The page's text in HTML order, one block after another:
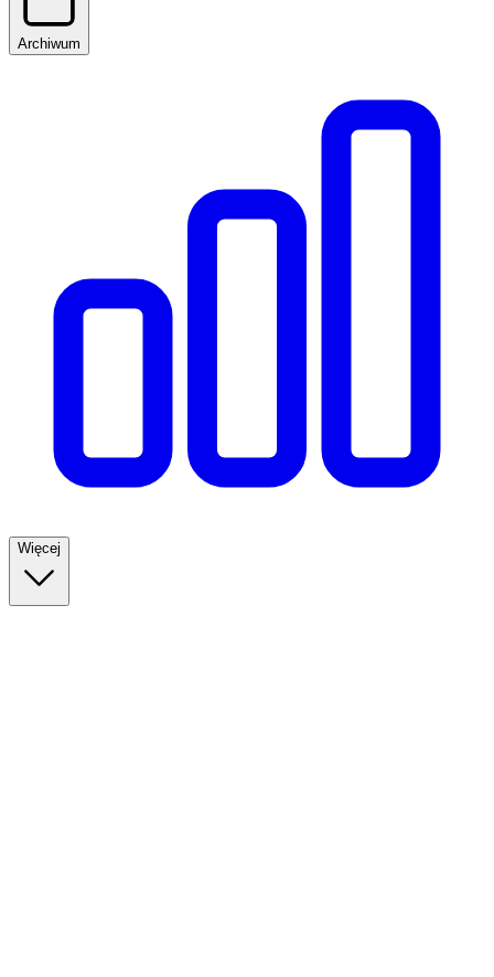
Archiwum
Więcej